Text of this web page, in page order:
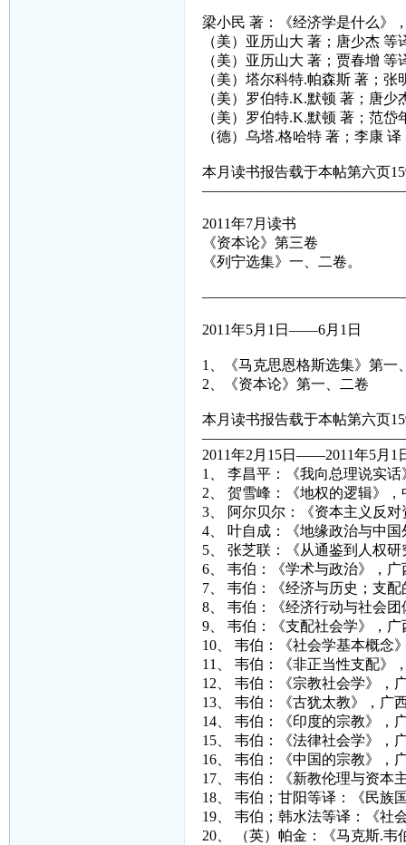
梁小民 著：《经济学是什么》
（美）亚历山大 著；唐少杰
（美）亚历山大 著；贾春增
（美）塔尔科特.帕森斯 著；
（美）罗伯特.K.默顿 著；唐
（美）罗伯特.K.默顿 著；范
（德）乌塔.格哈特 著；李康
本月读书报告载于本帖第六页
2011年7月读书
《资本论》第三卷
《列宁选集》一、二卷。
2011年5月1日——6月1日
1、《马克思恩格斯选集》第一
2、《资本论》第一、二卷
本月读书报告载于本帖第六页
2011年2月15日——2011年5月1
1、 李昌平：《我向总理说实
2、 贺雪峰：《地权的逻辑》
3、 阿尔贝尔：《资本主义反
4、 叶自成：《地缘政治与中
5、 张芝联：《从通鉴到人权
6、 韦伯：《学术与政治》，广
7、 韦伯：《经济与历史；支
8、 韦伯：《经济行动与社会
9、 韦伯：《支配社会学》，广
10、 韦伯：《社会学基本概念
11、 韦伯：《非正当性支配》
12、 韦伯：《宗教社会学》，
13、 韦伯：《古犹太教》，广
14、 韦伯：《印度的宗教》，
15、 韦伯：《法律社会学》，
16、 韦伯：《中国的宗教》，
17、 韦伯：《新教伦理与资本
18、 韦伯；甘阳等译：《民族
19、 韦伯；韩水法等译：《社
20、 （英）帕金：《马克斯.韦